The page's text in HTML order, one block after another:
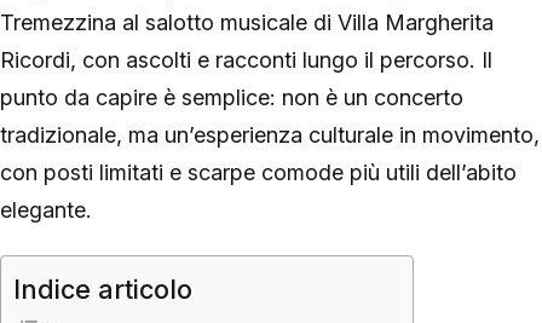
Tremezzina al salotto musicale di Villa Margherita
Ricordi, con ascolti e racconti lungo il percorso. Il
punto da capire è semplice: non è un concerto
tradizionale, ma un’esperienza culturale in movimento,
con posti limitati e scarpe comode più utili dell’abito
elegante.
Indice articolo